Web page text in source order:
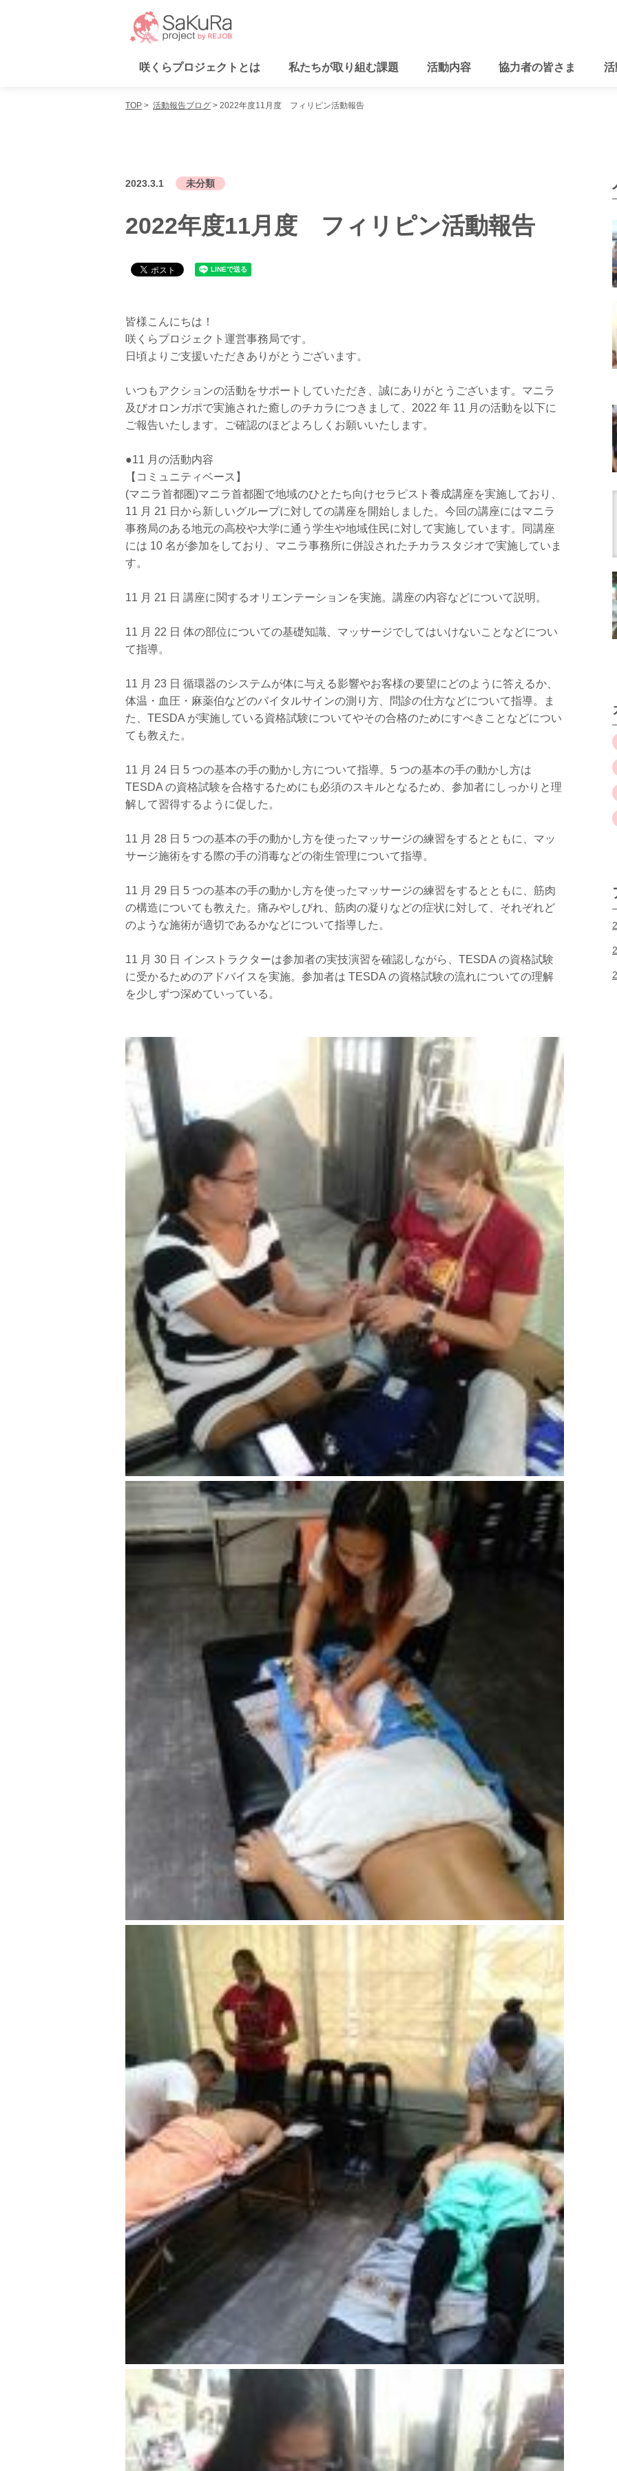
咲くらプロジェクトとは 私たちが取り組む課題 活動内容 協力者の皆さま 活
TOP 活動報告ブログ 2022年度11月度 フィリピン活動報告
2023.3.1 未分類
2022年度11月度 フィリピン活動報告
皆様こんにちは！
咲くらプロジェクト運営事務局です。
日頃よりご支援いただきありがとうございます。
いつもアクションの活動をサポートしていただき、誠にありがとうございます。マニラ
及びオロンガポで実施された癒しのチカラにつきまして、2022 年 11 月の活動を以下に
ご報告いたします。ご確認のほどよろしくお願いいたします。
●11 月の活動内容
【コミュニティベース】
(マニラ首都圏)マニラ首都圏で地域のひとたち向けセラピスト養成講座を実施しており、
11 月 21 日から新しいグループに対しての講座を開始しました。今回の講座にはマニラ
事務局のある地元の高校や大学に通う学生や地域住民に対して実施しています。同講座
には 10 名が参加をしており、マニラ事務所に併設されたチカラスタジオで実施していま
す。
11 月 21 日 講座に関するオリエンテーションを実施。講座の内容などについて説明。
11 月 22 日 体の部位についての基礎知識、マッサージでしてはいけないことなどについ
て指導。
11 月 23 日 循環器のシステムが体に与える影響やお客様の要望にどのように答えるか、
体温・血圧・麻薬伯などのバイタルサインの測り方、問診の仕方などについて指導。ま
た、TESDA が実施している資格試験についてやその合格のためにすべきことなどについ
ても教えた。
11 月 24 日 5 つの基本の手の動かし方について指導。5 つの基本の手の動かし方は
TESDA の資格試験を合格するためにも必須のスキルとなるため、参加者にしっかりと理
解して習得するように促した。
11 月 28 日 5 つの基本の手の動かし方を使ったマッサージの練習をするとともに、マッ
サージ施術をする際の手の消毒などの衛生管理について指導。
11 月 29 日 5 つの基本の手の動かし方を使ったマッサージの練習をするとともに、筋肉
の構造についても教えた。痛みやしびれ、筋肉の凝りなどの症状に対して、それぞれど
のような施術が適切であるかなどについて指導した。
11 月 30 日 インストラクターは参加者の実技演習を確認しながら、TESDA の資格試験
に受かるためのアドバイスを実施。参加者は TESDA の資格試験の流れについての理解
を少しずつ深めていっている。